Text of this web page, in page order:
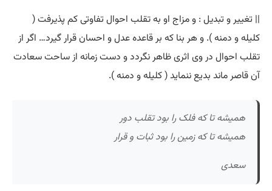
|| تغییر و تبدیل : و مزاج او به تقلب احوال تفاوتی کم پذیرفت (
کلیله و دمنه ). و هر بنا که بر قاعده عدل و احسان قرار گیرد… اگر از
تقلب احوال در وی اثری ظاهر نگردد و دست زمانه از ساحت سعادت
آن قاصر ماند بدیع ننماید ( کلیله و دمنه ).
همیشه تا که فلک را بود تقلب دور
همیشه تا که زمین را بود ثبات و قرار
سعدی